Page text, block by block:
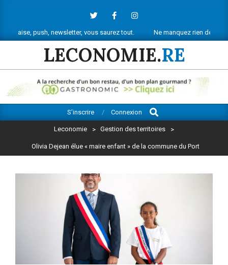
contentnewsletter, vous saurez tout. Ne manquez rien de l’actu
LECONOMIE.RE
Navigation
S’inscrire Connexion
Search
Leconomie > Gestion des territoires >
Olivia Dejean élue « maire enfant » de la commune du Port